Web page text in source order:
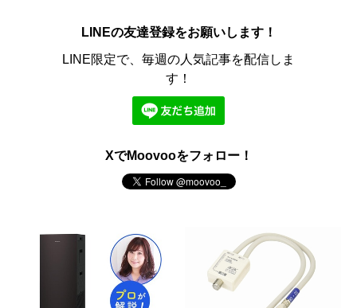
LINEの友達登録をお願いします！
LINE限定で、毎週の人気記事を配信しま
す！
XでMoovooをフォロー！